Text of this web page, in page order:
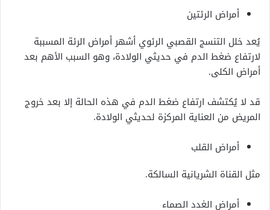
أمراض الرئتين
يُعد خلل التنسج القصبي الرئوي أشهر أمراض الرئة المسببة
لارتفاع ضغط الدم في حديثي الولادة، وهو السبب الأهم بعد
أمراض الكلى.
قد لا يُكتشف ارتفاع ضغط الدم في هذه الحالة إلا بعد خروج
المريض من العناية المركزة لحديثي الولادة.
أمراض القلب
مثل القناة الشريانية السالكة.
أمراض الغدد الصماء